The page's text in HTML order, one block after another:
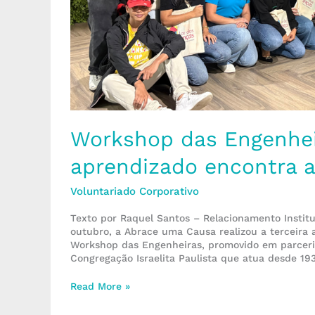
Workshop das
aprendizado encontra
Voluntariado Corporativo
Texto por Raquel Santos – Relacionamento
outubro, a Abrace uma Causa realizou a terceira
Workshop das Engenheiras, promovido em
Congregação Israelita Paulista que atua desde
Read More »